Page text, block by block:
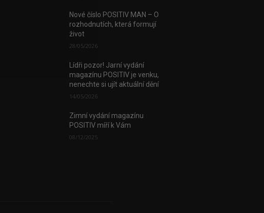
Nové číslo POSITIV MAN – O
rozhodnutích, která formují
život
28/05/2026
Lídři pozor! Jarní vydání
magazínu POSITIV je venku,
nenechte si ujít aktuální dění
14/05/2026
Zimní vydání magazínu
POSITIV míří k Vám
08/12/2025